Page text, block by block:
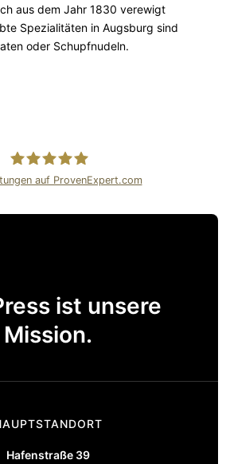
aus dem Jahr 1830 verewigt
Spezialitäten in Augsburg sind
oder Schupfnudeln.
auf ProvenExpert.com
ist unsere
Mission.
Hafenstraße 39